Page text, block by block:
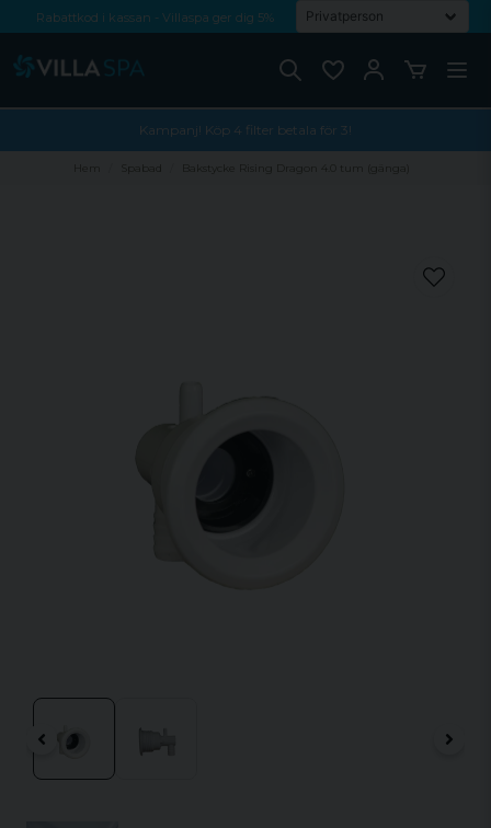
Rabattkod i kassan - Villaspa ger dig 5%
Kampanj! Köp 4 filter betala för 3!
Hem Spabad Bakstycke Rising Dragon 4.0 tum (gänga)